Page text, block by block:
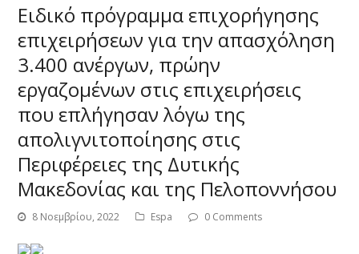
Ειδικό πρόγραμμα επιχορήγησης
επιχειρήσεων για την απασχόληση
3.400 ανέργων, πρώην
εργαζομένων στις επιχειρήσεις
που επλήγησαν λόγω της
απολιγνιτοποίησης στις
Περιφέρειες της Δυτικής
Μακεδονίας και της Πελοποννήσου
8 Νοεμβρίου, 2022 Espa 0 Comments